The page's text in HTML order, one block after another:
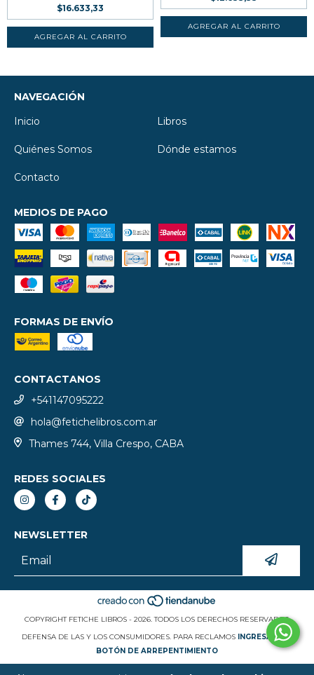
$16.633,33
NAVEGACIÓN
Inicio
Libros
Quiénes Somos Dónde estamos
Contacto
MEDIOS DE PAGO
FORMAS DE ENVÍO
CONTACTANOS
+541147095222
hola@fetichelibros.com.ar
Thames 744, Villa Crespo, CABA
REDES SOCIALES
NEWSLETTER
COPYRIGHT FETICHE LIBROS - 2026. TODOS LOS DERECHOS RESERVADOS.
DEFENSA DE LAS Y LOS CONSUMIDORES. PARA RECLAMOS INGRESÁ ACÁ.
BOTÓN DE ARREPENTIMIENTO